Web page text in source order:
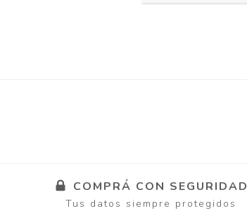
COMPRÁ CON SEGURIDAD
Tus datos siempre protegidos